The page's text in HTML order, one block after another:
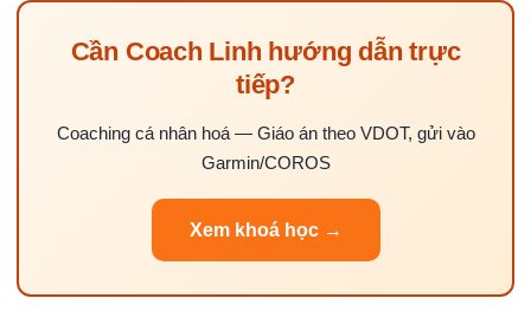
Cần Coach Linh hướng dẫn trực
tiếp?
Coaching cá nhân hoá — Giáo án theo VDOT, gửi vào
Garmin/COROS
Xem khoá học →